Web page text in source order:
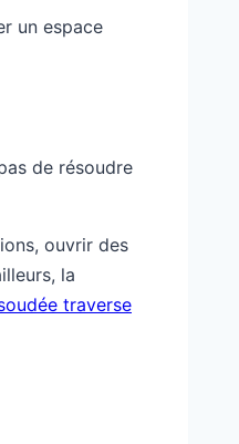
un espace
de résoudre
ouvrir des
la
traverse